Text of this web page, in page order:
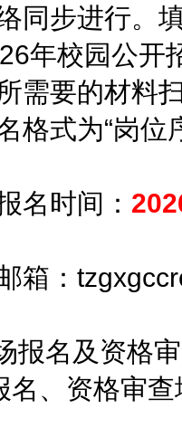
同步进行。
年校园公开
需要的材料
格式为“岗位
时间：
：
名及资格审
名、资格审